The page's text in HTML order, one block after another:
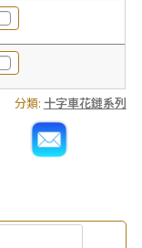
分類: 十字車花鏈系列